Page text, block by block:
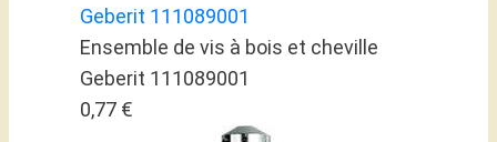
Geberit 111089001
Ensemble de vis à bois et cheville
Geberit 111089001
0,77 €